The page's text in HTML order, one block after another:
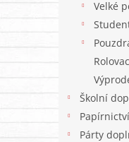
Velké
Školní
Papírnictví
Párty